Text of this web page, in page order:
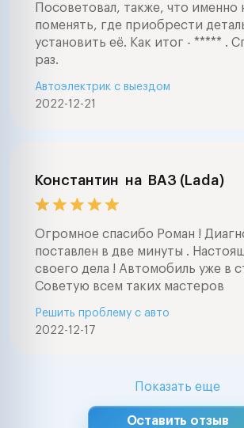
Посоветовал, также, что именно
поменять, где приобрести
установить её. Как итог - ***** .
раз.
2022-12-21
Автоэлектрик с выездом
Константин на ВАЗ (Lada)
Огромное спасибо Роман !
поставлен в две минуты .
своего дела ! Автомобиль уже в
Советую всем таких мастеров
2022-12-17
Решить проблему с авто
Показать еще
Оставить отзыв